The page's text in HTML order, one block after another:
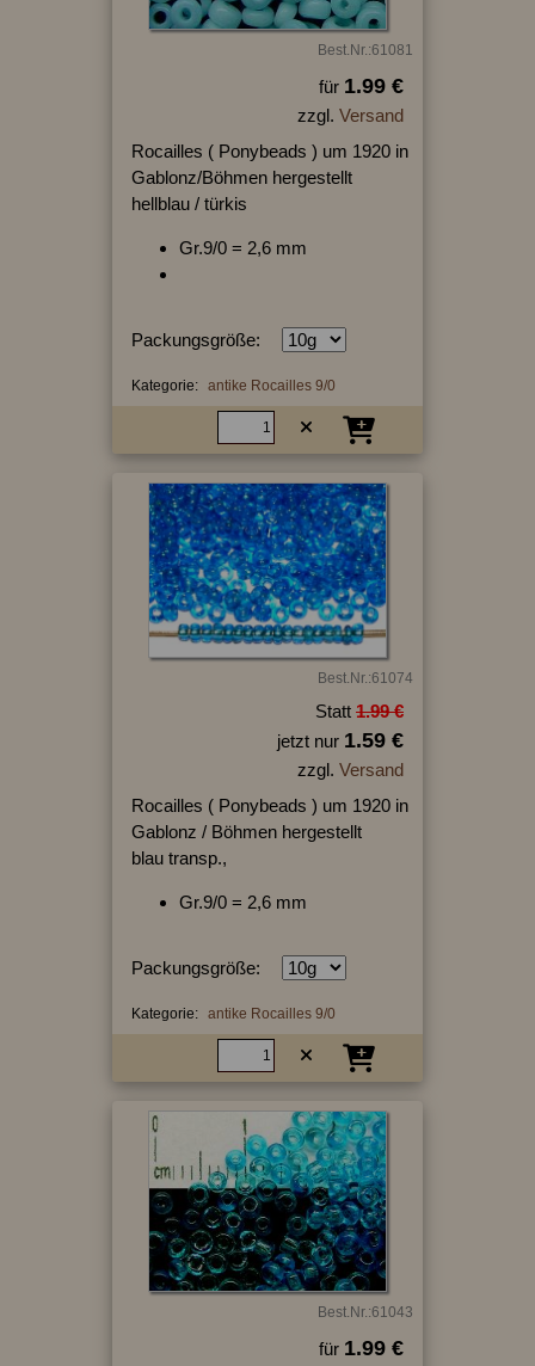
Best.Nr.:61081
für 1.99 €
zzgl. Versand
Rocailles ( Ponybeads ) um 1920 in
Gablonz/Böhmen hergestellt
hellblau / türkis
Gr.9/0 = 2,6 mm
Packungsgröße:
Kategorie: antike Rocailles 9/0
Best.Nr.:61074
Statt 1.99 €
jetzt nur 1.59 €
zzgl. Versand
Rocailles ( Ponybeads ) um 1920 in
Gablonz / Böhmen hergestellt
blau transp.,
Gr.9/0 = 2,6 mm
Packungsgröße:
Kategorie: antike Rocailles 9/0
Best.Nr.:61043
für 1.99 €